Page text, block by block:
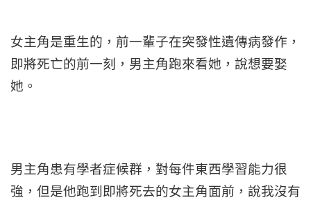
女主角是重生的，前一輩子在突發性遺傳病發作，
即將死亡的前一刻，男主角跑來看她，說想要娶
她。
男主角患有學者症候群，對每件東西學習能力很
強，但是他跑到即將死去的女主角面前，說我沒有